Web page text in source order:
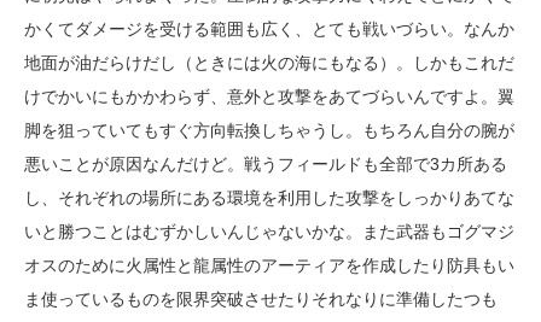
かくてダメージを受ける範囲も広く、とても戦いづらい。なんか
地面が油だらけだし（ときには火の海にもなる）。しかもこれだ
けでかいにもかかわらず、意外と攻撃をあてづらいんですよ。翼
脚を狙っていてもすぐ方向転換しちゃうし。もちろん自分の腕が
悪いことが原因なんだけど。戦うフィールドも全部で3カ所ある
し、それぞれの場所にある環境を利用した攻撃をしっかりあてな
いと勝つことはむずかしいんじゃないかな。また武器もゴグマジ
オスのために火属性と龍属性のアーティアを作成したり防具もい
ま使っているものを限界突破させたりそれなりに準備したつも